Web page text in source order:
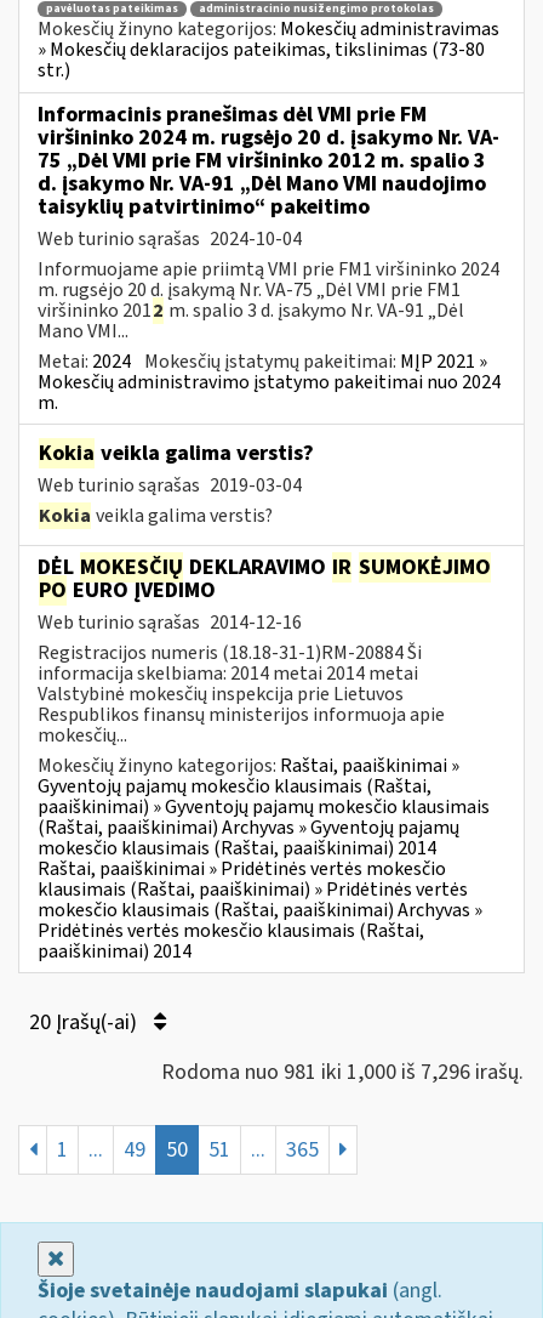
pavėluotas pateikimas
administracinio nusižengimo protokolas
Mokesčių žinyno kategorijos: Mokesčių administravimas
» Mokesčių deklaracijos pateikimas, tikslinimas (73-80
str.)
Informacinis pranešimas dėl VMI prie FM
viršininko 2024 m. rugsėjo 20 d. įsakymo Nr. VA-
75 „Dėl VMI prie FM viršininko 2012 m. spalio 3
d. įsakymo Nr. VA-91 „Dėl Mano VMI naudojimo
taisyklių patvirtinimo“ pakeitimo
Web turinio sąrašas 2024-10-04
Informuojame apie priimtą VMI prie FM1 viršininko 2024
m. rugsėjo 20 d. įsakymą Nr. VA-75 „Dėl VMI prie FM1
viršininko 2012 m. spalio 3 d. įsakymo Nr. VA-91 „Dėl
Mano VMI...
Metai: 2024 Mokesčių įstatymų pakeitimai: MĮP 2021 »
Mokesčių administravimo įstatymo pakeitimai nuo 2024
m.
Kokia veikla galima verstis?
Web turinio sąrašas 2019-03-04
Kokia veikla galima verstis?
DĖL MOKESČIŲ DEKLARAVIMO IR SUMOKĖJIMO
PO EURO ĮVEDIMO
Web turinio sąrašas 2014-12-16
Registracijos numeris (18.18-31-1)RM-20884 Ši
informacija skelbiama: 2014 metai 2014 metai
Valstybinė mokesčių inspekcija prie Lietuvos
Respublikos finansų ministerijos informuoja apie
mokesčių...
Mokesčių žinyno kategorijos: Raštai, paaiškinimai »
Gyventojų pajamų mokesčio klausimais (Raštai,
paaiškinimai) » Gyventojų pajamų mokesčio klausimais
(Raštai, paaiškinimai) Archyvas » Gyventojų pajamų
mokesčio klausimais (Raštai, paaiškinimai) 2014
Raštai, paaiškinimai » Pridėtinės vertės mokesčio
klausimais (Raštai, paaiškinimai) » Pridėtinės vertės
mokesčio klausimais (Raštai, paaiškinimai) Archyvas »
Pridėtinės vertės mokesčio klausimais (Raštai,
paaiškinimai) 2014
20 Įrašų(-ai)
Rodoma nuo 981 iki 1,000 iš 7,296 irašų.
1 ... 49 50 51 ... 365
Šioje svetainėje naudojami slapukai (angl.